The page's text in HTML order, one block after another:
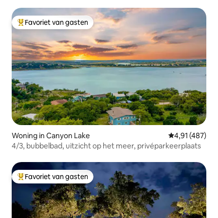
Topfavoriet van gasten
Favoriet van gasten
Woning in Canyon Lake Gemiddelde
4,91 (487)
4/3, bubbelbad, uitzicht op het meer, privéparkeerplaats
Topfavoriet van gasten
Favoriet van gasten